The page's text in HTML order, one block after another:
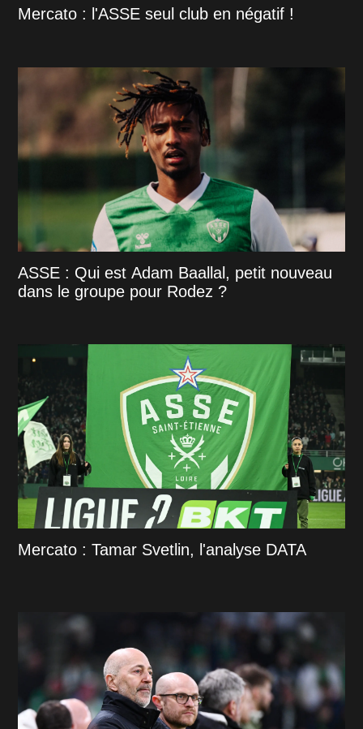
Mercato : l'ASSE seul club en négatif !
ASSE : Qui est Adam Baallal, petit nouveau
dans le groupe pour Rodez ?
Mercato : Tamar Svetlin, l'analyse DATA